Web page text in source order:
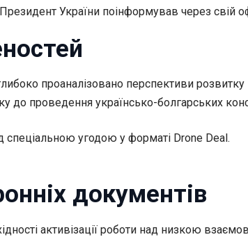
України поінформував через свій
проаналізовано перспективи розвитку
проведення українсько-болгарських
спеціальною угодою у форматі Drone Deal.
документів
активізації роботи над низкою